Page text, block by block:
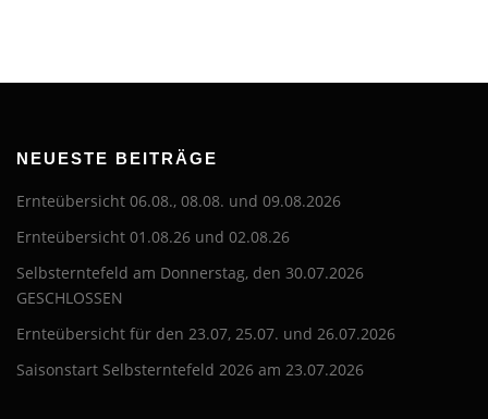
NEUESTE BEITRÄGE
Ernteübersicht 06.08., 08.08. und 09.08.2026
Ernteübersicht 01.08.26 und 02.08.26
Selbsterntefeld am Donnerstag, den 30.07.2026
GESCHLOSSEN
Ernteübersicht für den 23.07, 25.07. und 26.07.2026
Saisonstart Selbsterntefeld 2026 am 23.07.2026